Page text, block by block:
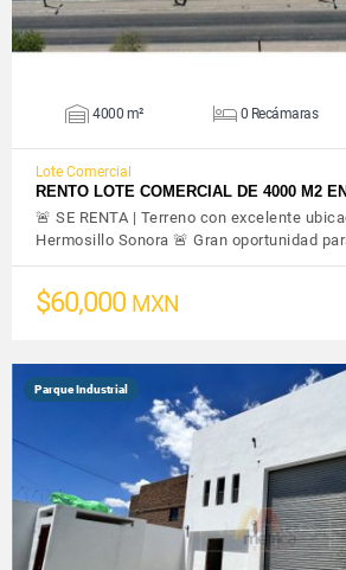
4000 m² 0 Recámaras
Lote Comercial
RENTO LOTE COMERCIAL DE 4000 M2
🚨 SE RENTA | Terreno con excelente
Hermosillo Sonora 🚨 Gran oportunidad
$60,000 MXN
Parque Industrial
VER DETALLES